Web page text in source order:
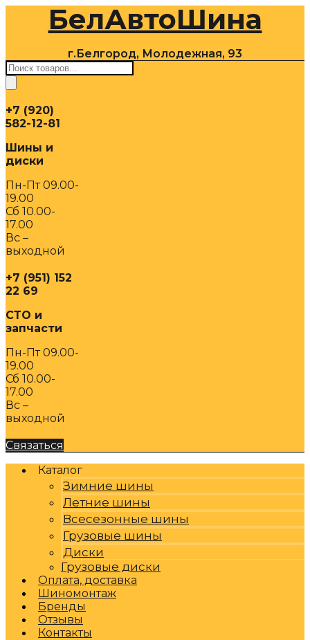
содержимомуБелАвтоШина
г.Белгород, Молодежная, 93
Поиск
товаров
+7 (920)
582-12-81
Шины и
диски
Пн-Пт 09.00-
19.00
Сб 10.00-
17.00
Вс –
выходной
+7 (951) 152
22 69
СТО и
запчасти
Пн-Пт 09.00-
19.00
Сб 10.00-
17.00
Вс –
выходной
Связаться
Каталог
Зимние шины
Летние шины
Всесезонные шины
Грузовые шины
Диски
Грузовые диски
Оплата, доставка
Шиномонтаж
Бренды
Отзывы
Контакты